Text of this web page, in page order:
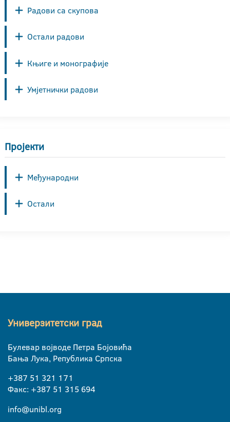
Радови са скупова
Остали радови
Књиге и монографије
Умјетнички радови
Пројекти
Међународни
Остали
Универзитетски град
Булевар војводе Петра Бојовића
Бања Лука, Република Српска
+387 51 321 171
Факс: +387 51 315 694
info@unibl.org